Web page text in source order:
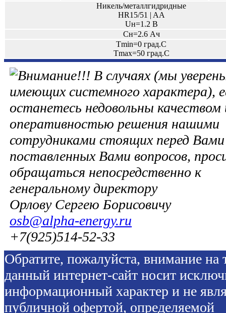
Никель/металлгидридные
HR15/51 | AA
Uн=1.2 В
Сн=2.6 Ач
Tmin=0 град.С
Tmax=50 град.С
В случаях (мы
имеющих системного характера),
останетесь недовольны качеством
оперативностью решения нашими
сотрудниками стоящих перед Вами
поставленных Вами вопросов,
обращаться непосредственно к
генеральному директору
Орлову Сергею Борисовичу
osb@alpha-energy.ru
+7(925)514-52-33
Обратите, пожалуйста, внимание на
данный интернет-сайт носит
информационный характер и не
публичной офертой, определяемой